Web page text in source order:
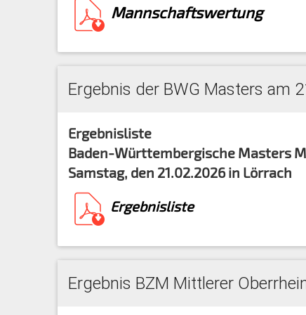
Mannschaftswertung
Ergebnis der BWG Masters am
Ergebnisliste
Baden-Württembergische Masters
Samstag, den 21.02.2026 in Lörrach
Ergebnisliste
Ergebnis BZM Mittlerer